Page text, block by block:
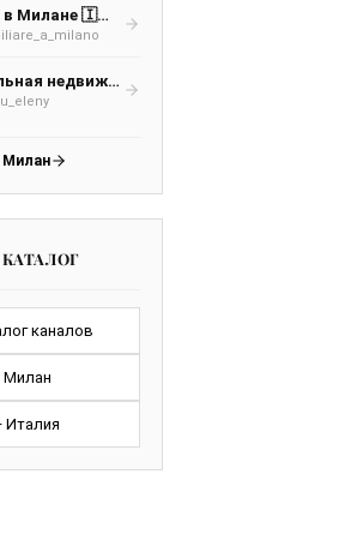
Аренда в Милане 🇮🇹 Недвижимость
Прибыльная недвижимость в Италии
Милан
каналов
Милан